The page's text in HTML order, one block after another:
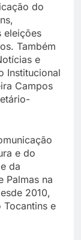
do
eleições
Também
e
Institucional
Campos
e do
da
Palmas na
2010,
e